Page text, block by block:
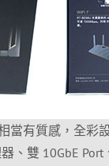
當有質感，全
、雙 10GbE